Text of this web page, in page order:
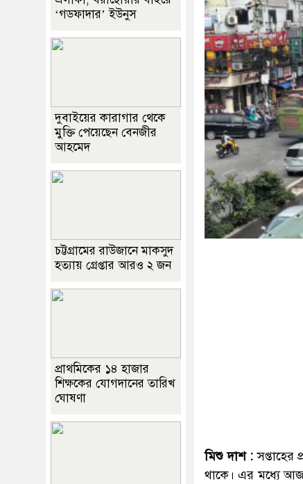
মিশু দাশ :সপ্তাহের
থাকে। এর মধ্যে আজ
‘গডফাদার’ ইউনুস
দুবাইয়ের কারাগার থেকে
মুক্তি পেয়েছেন বেনজীর
আহমেদ
চট্টগ্রামের রাউজানে মাকসুদ
হত্যায় গ্রেপ্তার আরও ২ জন
প্রাথমিকের ১৪ হাজার
শিক্ষকের যোগদানের তারিখ
ঘোষণা